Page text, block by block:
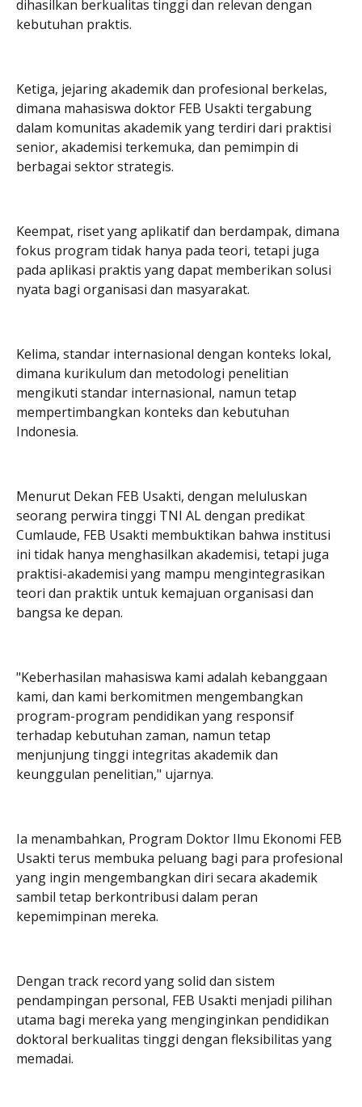
dihasilkan berkualitas tinggi dan relevan dengan
kebutuhan praktis.
Ketiga, jejaring akademik dan profesional berkelas,
dimana mahasiswa doktor FEB Usakti tergabung
dalam komunitas akademik yang terdiri dari praktisi
senior, akademisi terkemuka, dan pemimpin di
berbagai sektor strategis.
Keempat, riset yang aplikatif dan berdampak, dimana
fokus program tidak hanya pada teori, tetapi juga
pada aplikasi praktis yang dapat memberikan solusi
nyata bagi organisasi dan masyarakat.
Kelima, standar internasional dengan konteks lokal,
dimana kurikulum dan metodologi penelitian
mengikuti standar internasional, namun tetap
mempertimbangkan konteks dan kebutuhan
Indonesia.
Menurut Dekan FEB Usakti, dengan meluluskan
seorang perwira tinggi TNI AL dengan predikat
Cumlaude, FEB Usakti membuktikan bahwa institusi
ini tidak hanya menghasilkan akademisi, tetapi juga
praktisi-akademisi yang mampu mengintegrasikan
teori dan praktik untuk kemajuan organisasi dan
bangsa ke depan.
"Keberhasilan mahasiswa kami adalah kebanggaan
kami, dan kami berkomitmen mengembangkan
program-program pendidikan yang responsif
terhadap kebutuhan zaman, namun tetap
menjunjung tinggi integritas akademik dan
keunggulan penelitian," ujarnya.
Ia menambahkan, Program Doktor Ilmu Ekonomi FEB
Usakti terus membuka peluang bagi para profesional
yang ingin mengembangkan diri secara akademik
sambil tetap berkontribusi dalam peran
kepemimpinan mereka.
Dengan track record yang solid dan sistem
pendampingan personal, FEB Usakti menjadi pilihan
utama bagi mereka yang menginginkan pendidikan
doktoral berkualitas tinggi dengan fleksibilitas yang
memadai.